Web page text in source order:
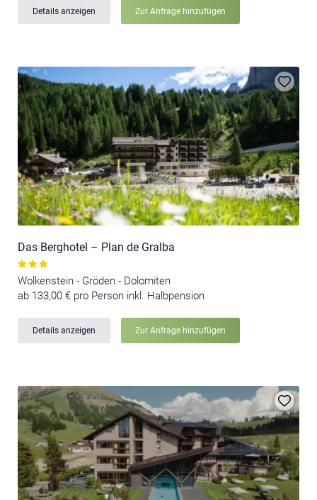
Details anzeigen Zur Anfrage hinzufügen
Das Berghotel – Plan de Gralba
Wolkenstein - Gröden - Dolomiten
ab 133,00 € pro Person inkl. Halbpension
Details anzeigen Zur Anfrage hinzufügen